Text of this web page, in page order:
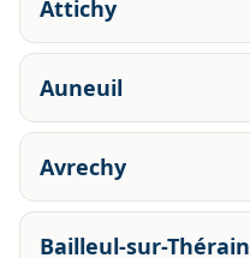
Attichy
Auneuil
Avrechy
Bailleul-sur-Thérain